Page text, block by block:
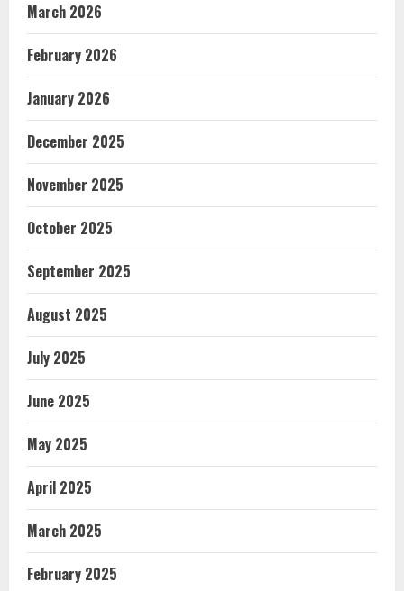
March 2026
February 2026
January 2026
December 2025
November 2025
October 2025
September 2025
August 2025
July 2025
June 2025
May 2025
April 2025
March 2025
February 2025